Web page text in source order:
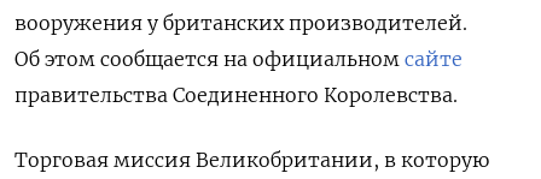
вооружения у британских производителей.
Об этом сообщается на официальном сайте
правительства Соединенного Королевства.
Торговая миссия Великобритании, в которую